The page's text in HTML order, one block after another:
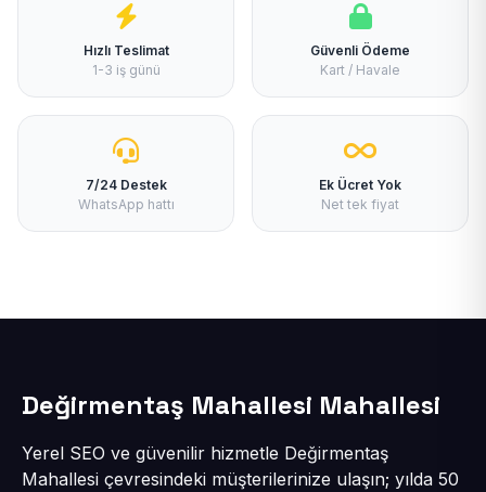
Hızlı Teslimat
1-3 iş günü
Güvenli Ödeme
Kart / Havale
7/24 Destek
WhatsApp hattı
Ek Ücret Yok
Net tek fiyat
Değirmentaş Mahallesi Mahallesi
Yerel SEO ve güvenilir hizmetle Değirmentaş
Mahallesi çevresindeki müşterilerinize ulaşın; yılda 50